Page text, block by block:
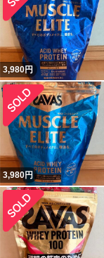
3,980円
3,980円